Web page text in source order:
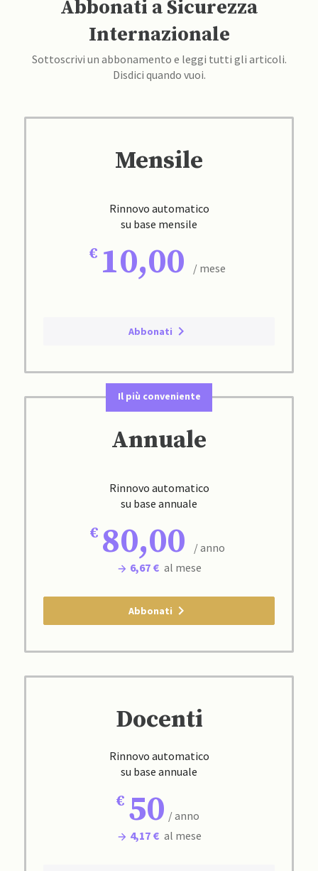
Abbonati a Sicurezza
Internazionale
Sottoscrivi un abbonamento e leggi tutti gli articoli.
Disdici quando vuoi.
Mensile
Rinnovo automatico
su base mensile
10,00 / mese
Abbonati
Il più conveniente
Annuale
Rinnovo automatico
su base annuale
80,00
/ anno
6,67 € al mese
Abbonati
Docenti
Rinnovo automatico
su base annuale
50 / anno
4,17 € al mese